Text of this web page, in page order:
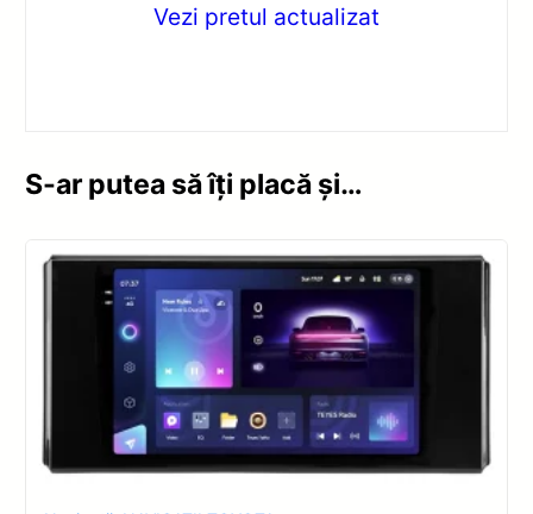
Vezi pretul actualizat
S-ar putea să îți placă și…